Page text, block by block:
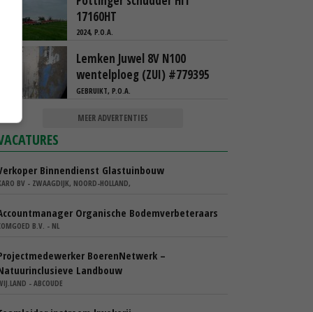
17160HT
2024, P.O.A.
Lemken Juwel 8V N100
wentelploeg (ZUI) #779395
GEBRUIKT, P.O.A.
MEER ADVERTENTIES
Binnendienst Glastuinbouw
BV - ZWAAGDIJK, NOORD-HOLLAND,
Organische Bodemverbeteraars
B.V. - NL
BoerenNetwerk –
Landbouw
- ABCOUDE